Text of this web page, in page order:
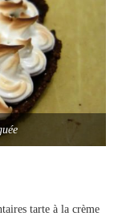
tarte à la crème